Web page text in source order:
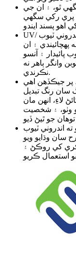
ٿو، ۽ ان جي
پري رکي سگهي
UV/ آنسو مزاحمت: اهي اندروني ٽيوب UV مزاحمتي آهن،
۽ ان
پائيدار ۽ آنسو
وانگر ٻاهر نه
نڪرندي.
پر جيڪڏهن اهي
سان رنگ تبديل
لاءِ، انهن مان
وٺو، ۽ شخصيت
اندروني ٽيوب
سان وڌايو ويو
کي روڪڻ ۽